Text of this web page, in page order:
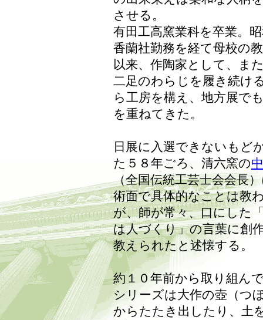
させる。
有田工高窯業科を卒業。
香蘭社勤務を経て母校の
以来、作陶家として、ま
二足のわらじを履き続け
ら工房を構え、地方展で
を重ねてきた。
日展に入選できないもど
た５８年ごろ、清六窯の
（全国伝統工芸士会会長
術面で具体的なことは教
が、師が常々、口にした
は人づくり」の言葉に創
教えられたと述懐する。
約１０年前から取り組ん
シリーズは大作の壺（つ
からたたき出したり、土